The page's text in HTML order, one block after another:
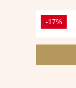
-17%